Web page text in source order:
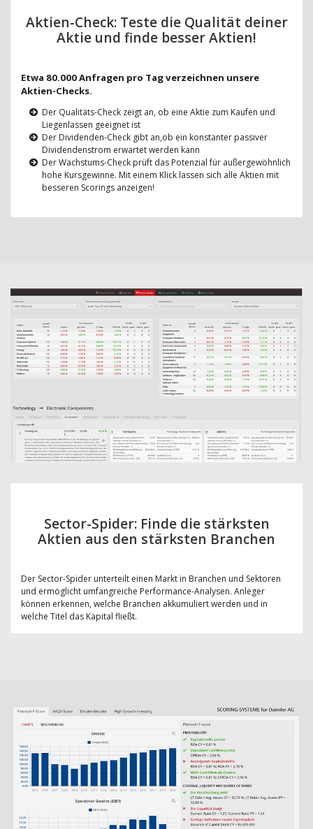
Aktien-Check: Teste die Qualität deiner
Aktie und finde besser Aktien!
Etwa 80.000 Anfragen pro Tag verzeichnen unsere
Aktien-Checks.
Der Qualitäts-Check zeigt an, ob eine Aktie zum Kaufen und
Liegenlassen geeignet ist
Der Dividenden-Check gibt an,ob ein konstanter passiver
Dividendenstrom erwartet werden kann
Der Wachstums-Check prüft das Potenzial für außergewöhnlich
hohe Kursgewinne. Mit einem Klick lassen sich alle Aktien mit
besseren Scorings anzeigen!
Sector-Spider: Finde die stärksten
Aktien aus den stärksten Branchen
Der Sector-Spider unterteilt einen Markt in Branchen und Sektoren
und ermöglicht umfangreiche Performance-Analysen. Anleger
können erkennen, welche Branchen akkumuliert werden und in
welche Titel das Kapital fließt.